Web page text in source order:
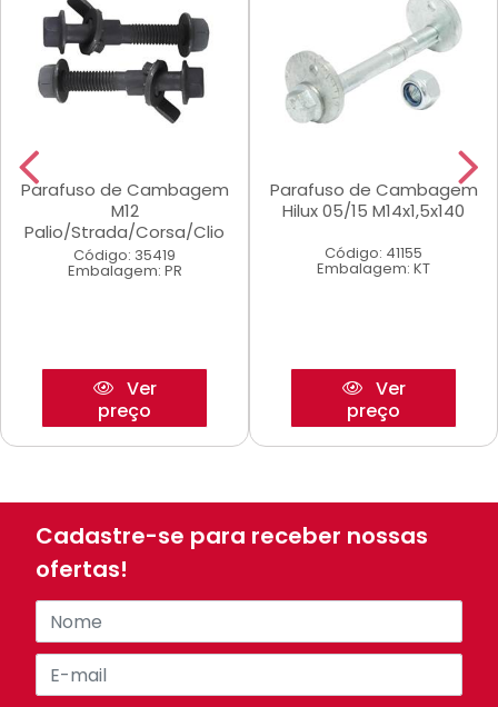
Parafuso de Cambagem
M12
Palio/Strada/Corsa/Clio
Código: 35419
Embalagem: PR
Ver
preço
Parafuso de Cambagem
Hilux 05/15 M14x1,5x140
Código: 41155
Embalagem: KT
Ver
preço
Cadastre-se para receber nossas
ofertas!